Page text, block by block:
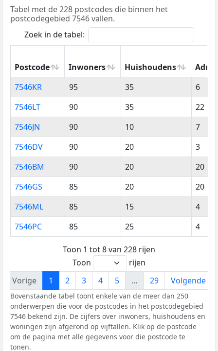
Tabel met de 228 postcodes die binnen het
postcodegebied 7546 vallen.
Zoek in de tabel:
Postcode Inwoners Huishoudens
Postcode
Inwoners Huishoudens
7546KR 95 35
6
7546LT
90 35
22
7546JN
90 10
7
7546DV
90 20
3
7546BM
90 20
20
7546GS
85 20
20
7546ML
85 15
4
7546PC
85 25 4
Toon 1 tot 8 van 228 rijen
Toon
rijen
Vorige
1 2 3 4 5 … 29 Volgende
Bovenstaande tabel toont enkele van de meer dan 250
onderwerpen die voor de postcodes in het postcodegebied
7546 bekend zijn. De cijfers over inwoners, huishoudens en
woningen zijn afgerond op vijftallen. Klik op de postcode
om de pagina met alle gegevens voor die postcode te
tonen.